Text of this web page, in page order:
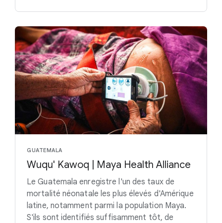
GUATEMALA
Wuqu' Kawoq | Maya Health Alliance
Le Guatemala enregistre l'un des taux de
mortalité néonatale les plus élevés d'Amérique
latine, notamment parmi la population Maya.
S'ils sont identifiés suffisamment tôt, de